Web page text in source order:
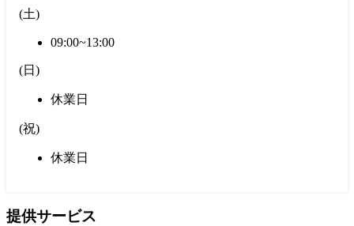
(土)
09:00~13:00
(日 )
休業日
(祝)
休業日
提供サービス